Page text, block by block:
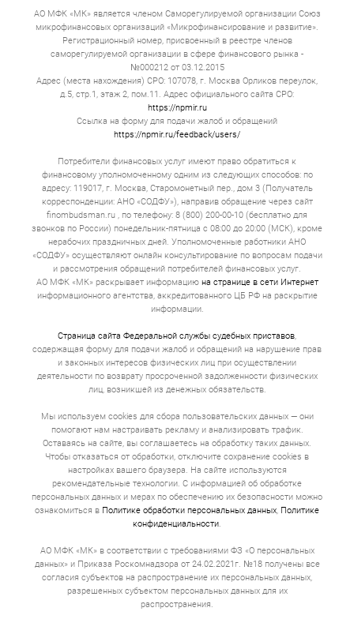
АО МФК «МК» является членом Саморегулируемой организации Союз
микрофинансовых организаций «Микрофинансирование и развитие».
Регистрационный номер, присвоенный в реестре членов
саморегулируемой организации в сфере финансового рынка -
№000212 от 03.12.2015
Адрес (места нахождения) СРО: 107078, г. Москва Орликов переулок,
д.5, стр.1, этаж 2, пом.11. Адрес официального сайта СРО:
https://npmir.ru
Ссылка на форму для подачи жалоб и обращений
https://npmir.ru/feedback/users/
Потребители финансовых услуг имеют право обратиться к
финансовому уполномоченному одним из следующих способов: по
адресу: 119017, г. Москва, Старомонетный пер., дом 3 (Получатель
корреспонденции: АНО «СОДФУ»), направив обращение через сайт
finombudsman.ru , по телефону: 8 (800) 200-00-10 (бесплатно для
звонков по России) понедельник-пятница с 08:00 до 20:00 (МСК), кроме
нерабочих праздничных дней. Уполномоченные работники АНО
«СОДФУ» осуществляют онлайн консультирование по вопросам подачи
и рассмотрения обращений потребителей финансовых услуг.
АО МФК «МК» раскрывает информацию на странице в сети Интернет
информационного агентства, аккредитованного ЦБ РФ на раскрытие
информации.
Страница сайта Федеральной службы судебных приставов,
содержащая форму для подачи жалоб и обращений на нарушение прав
и законных интересов физических лиц при осуществлении
деятельности по возврату просроченной задолженности физических
лиц, возникшей из денежных обязательств.
Мы используем cookies для сбора пользовательских данных — они
помогают нам настраивать рекламу и анализировать трафик.
Оставаясь на сайте, вы соглашаетесь на обработку таких данных.
Чтобы отказаться от обработки, отключите сохранение cookies в
настройках вашего браузера. На сайте используются
рекомендательные технологии. С информацией об обработке
персональных данных и мерах по обеспечению их безопасности можно
ознакомиться в Политике обработки персональных данных, Политике
конфиденциальности.
АО МФК «МК» в соответствии с требованиями ФЗ «О персональных
данных» и Приказа Роскомнадзора от 24.02.2021г. №18 получены все
согласия субъектов на распространение их персональных данных,
разрешенных субъектом персональных данных для их
распространения.